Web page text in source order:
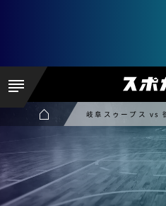
岐阜スゥープス vs